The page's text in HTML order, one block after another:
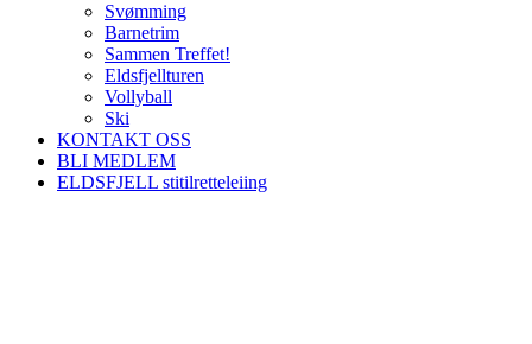
Svømming
Barnetrim
Sammen Treffet!
Eldsfjellturen
Vollyball
Ski
KONTAKT OSS
BLI MEDLEM
ELDSFJELL stitilretteleiing